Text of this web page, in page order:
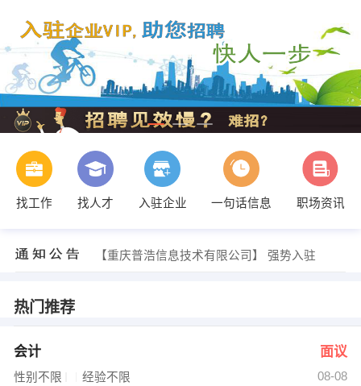
找工作 找人才 入驻企业 一句话信息 职场资讯
【重庆普浩信息技术有限公司】 强势入驻
廖女士 发布 [工程部人员 ] 招聘信息
热门推荐
会计 面议
性别不限 经验不限
08-08